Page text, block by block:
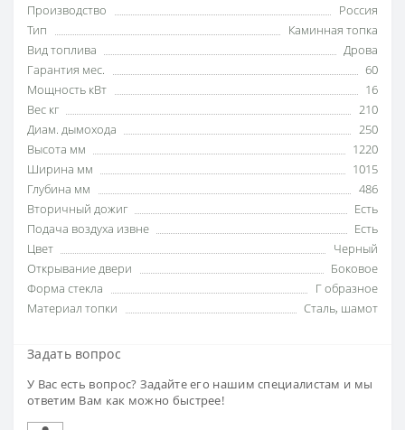
Производство
Россия
Тип
Каминная топка
Вид топлива
Дрова
Гарантия мес.
60
Мощность кВт
16
Вес кг
210
Диам. дымохода
250
Высота мм
1220
Ширина мм
1015
Глубина мм
486
Вторичный дожиг
Есть
Подача воздуха извне
Есть
Цвет
Черный
Открывание двери
Боковое
Форма стекла
Г образное
Материал топки
Сталь, шамот
Задать вопрос
У Вас есть вопрос? Задайте его нашим специалистам и мы
ответим Вам как можно быстрее!